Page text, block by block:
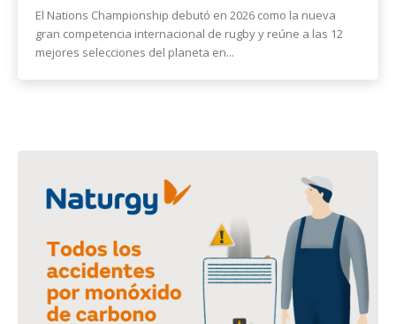
El Nations Championship debutó en 2026 como la nueva
gran competencia internacional de rugby y reúne a las 12
mejores selecciones del planeta en...